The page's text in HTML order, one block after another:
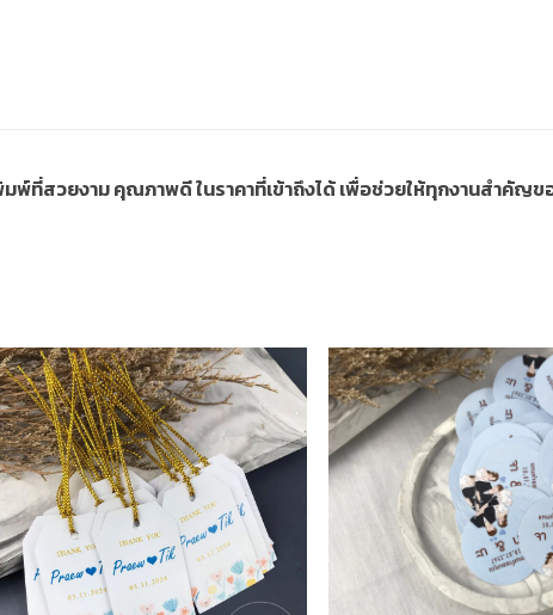
มพ์ที่สวยงาม คุณภาพดี ในราคาที่เข้าถึงได้ เพื่อช่วยให้ทุกงานสำ